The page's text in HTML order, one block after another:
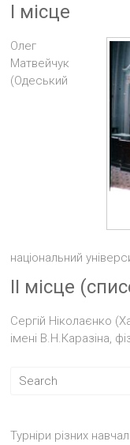
I місце
Олег
Матвейчук
(Одеський
національний
ІІ місце
Сергій Ніколаєнко
імені В.Н.Каразіна,
Турніри різних